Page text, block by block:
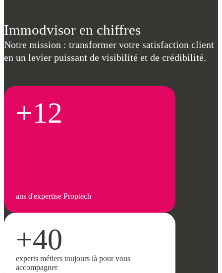
Immodvisor en chiffres
Notre mission : transformer votre satisfaction client
en un levier puissant de visibilité et de crédibilité.
+12
ans d'expertise Proptech
+40
experts métiers toujours là pour vous
accompagner